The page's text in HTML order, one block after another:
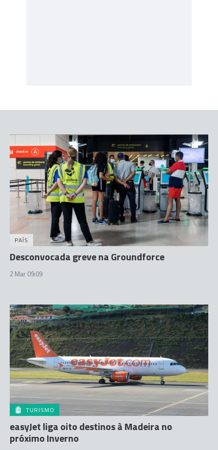
PAÍS
Desconvocada greve na Groundforce
2 Mar 09:09
TURISMO
easyJet liga oito destinos à Madeira no
próximo Inverno